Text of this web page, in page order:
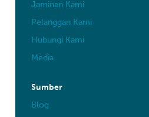
Jaminan Kami
Pelanggan Kami
Hubungi Kami
Media
Sumber
Blog